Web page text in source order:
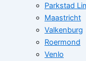
Parkstad
Maastricht
Valkenburg
Roermond
Venlo